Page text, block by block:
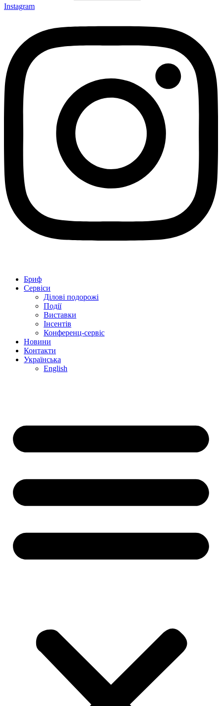
Instagram
Бриф
Сервіси
Ділові подорожі
Події
Виставки
Інсентів
Конференц-сервіс
Новини
Контакти
Українська
English